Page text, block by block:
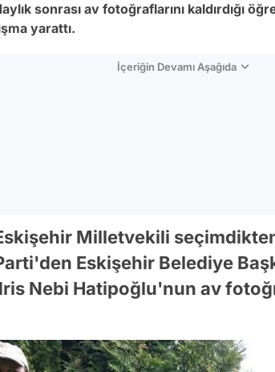
sonrası av fotoğraflarını kaldırdığı
yarattı.
İçeriğin Devamı Aşağıda
Milletvekili
Eskişehir Belediye
Nebi Hatipoğlu'nun av